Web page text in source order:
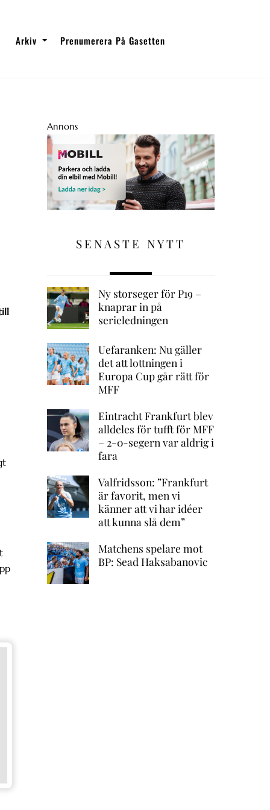
Arkiv Prenumerera På Gasetten
Annons
SENASTE NYTT
Ny storseger för P19 –
knaprar in på
serieledningen
Uefaranken: Nu gäller
det att lottningen i
Europa Cup går rätt för
MFF
Eintracht Frankfurt blev
alldeles för tufft för MFF
– 2-0-segern var aldrig i
fara
Valfridsson: ”Frankfurt
är favorit, men vi
känner att vi har idéer
att kunna slå dem”
Matchens spelare mot
BP: Sead Haksabanovic